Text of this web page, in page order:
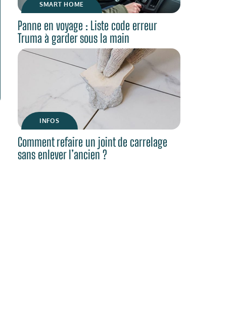
SMART HOME
Panne en voyage : Liste code erreur
Truma à garder sous la main
INFOS
Comment refaire un joint de carrelage
sans enlever l’ancien ?